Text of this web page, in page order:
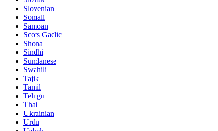
Slovenian
Somali
Samoan
Scots Gaelic
Shona
Sindhi
Sundanese
Swahili
Tajik
Tamil
Telugu
Thai
Ukrainian
Urdu